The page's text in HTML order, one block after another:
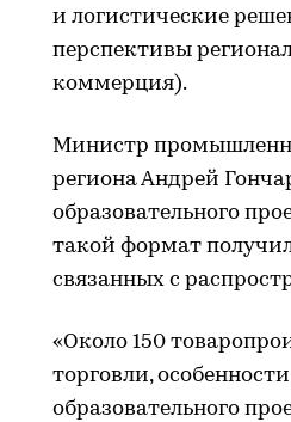
и логистические
перспективы
коммерция).
Министр
региона Андрей
образовательного
такой формат
связанных с
«Около 150
торговли,
образовательного